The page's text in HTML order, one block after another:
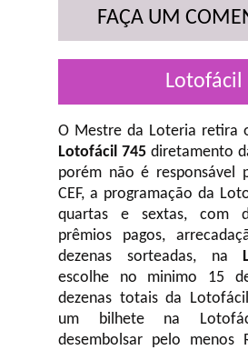
FAÇA UM
Lotofácil
O Mestre da Loteria retira
Lotofácil 745 diretamento
porém não é responsável
CEF, a programação da
quartas e sextas, com
prêmios pagos,
dezenas sorteadas, na
escolhe no minimo 15
dezenas totais da
um bilhete na
desembolsar pelo menos